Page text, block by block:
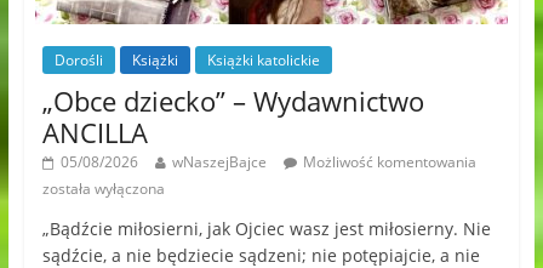
Dorośli Książki Książki katolickie
„Obce dziecko” – Wydawnictwo
ANCILLA
05/08/2026 wNaszejBajce
Możliwość komentowania
została wyłączona
„Bądźcie miłosierni, jak Ojciec wasz jest miłosierny. Nie
sądźcie, a nie będziecie sądzeni; nie potępiajcie, a nie